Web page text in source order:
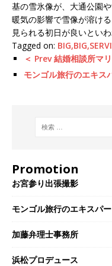
基の雪氷像が、大通公園
暖気の影響で雪像が溶け
見られる初日が良いといわ
Tagged on:
＜ Prev 結婚相談所マ
モンゴル旅行のエキス
Promotion
お宮参り出張撮影
モンゴル旅行のエキスパ
加藤弁理士事務所
浜松プロデュース